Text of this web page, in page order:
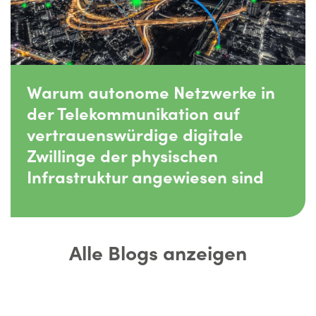
Warum autonome Netzwerke in
der Telekommunikation auf
vertrauenswürdige digitale
Zwillinge der physischen
Infrastruktur angewiesen sind
Alle Blogs anzeigen